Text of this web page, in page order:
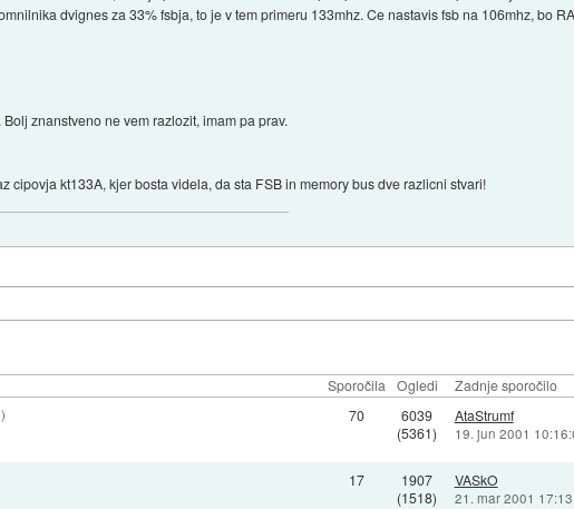
dvignes za 33% fsbja, to je v tem primeru 133mhz. Ce nastavis fsb na 106mhz, bo
znanstveno ne vem razlozit, imam pa prav.
cipovja kt133A, kjer bosta videla, da sta FSB in memory bus dve razlicni stvari!
Sporočila Ogledi Zadnje sporočilo
)
70
6039
(5361)
AtaStrumf
19. jun 2001
17
1907
(1518)
VASkO
21. mar 2001